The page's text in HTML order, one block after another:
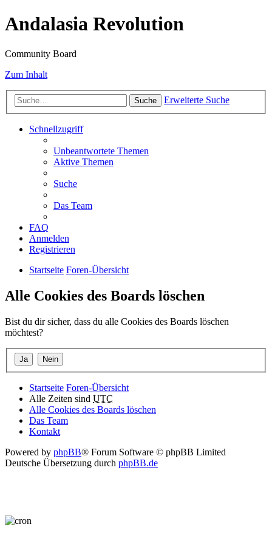
Andalasia Revolution
Community Board
Zum Inhalt
Suche Erweiterte Suche
Schnellzugriff
Unbeantwortete Themen
Aktive Themen
Suche
Das Team
FAQ
Anmelden
Registrieren
Startseite Foren-Übersicht
Alle Cookies des Boards löschen
Bist du dir sicher, dass du alle Cookies des Boards löschen
möchtest?
Startseite Foren-Übersicht
Alle Zeiten sind UTC
Alle Cookies des Boards löschen
Das Team
Kontakt
Powered by phpBB® Forum Software © phpBB Limited
Deutsche Übersetzung durch phpBB.de